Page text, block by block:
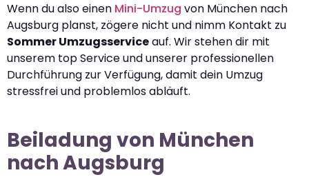
Wenn du also einen Mini-Umzug von München nach
Augsburg planst, zögere nicht und nimm Kontakt zu
Sommer Umzugsserviceauf. Wir stehen dir mit
unserem top Service und unserer professionellen
Durchführung zur Verfügung, damit dein Umzug
stressfrei und problemlos abläuft.
Beiladung von München
nach Augsburg